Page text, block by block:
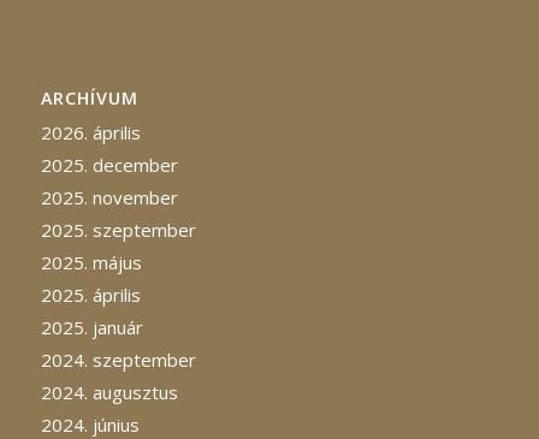
ARCHÍVUM
2026. április
2025. december
2025. november
2025. szeptember
2025. május
2025. április
2025. január
2024. szeptember
2024. augusztus
2024. június